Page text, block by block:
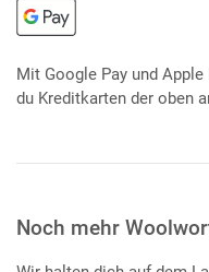
Mit Google Pay und
du Kreditkarten der oben
Noch mehr